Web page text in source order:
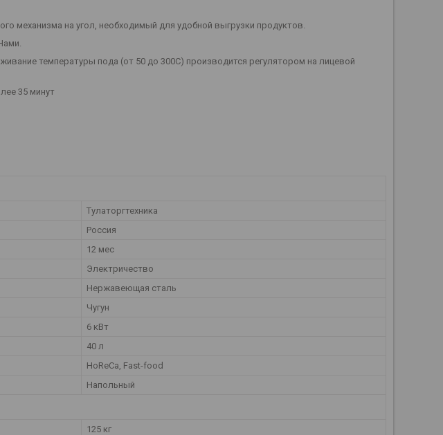
механизма на угол, необходимый для удобной выгрузки продуктов.
температуры пода (от 50 до 300С) производится регулятором на лицевой
35 минут
Тулаторгтехника
Россия
12 мес
Электричество
Нержавеющая сталь
Чугун
6 кВт
40 л
HoReCa, Fast-food
Напольный
125 кг